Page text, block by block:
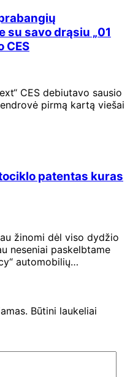
savo drąsiu „01
CES
CES debiutavo sausio
pirmą kartą viešai
patentas kuras
žinomi dėl viso dydžio
neseniai paskelbtame
automobilių…
Būtini laukeliai